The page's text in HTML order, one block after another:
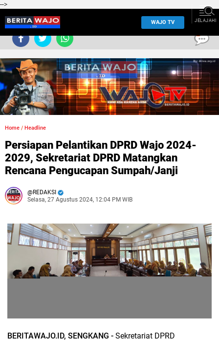
-->
WAJO TV JELAJAHI
Home / Headline
Persiapan Pelantikan DPRD Wajo 2024-
2029, Sekretariat DPRD Matangkan
Rencana Pengucapan Sumpah/Janji
REDAKSI
Selasa, 27 Agustus 2024, 12:04 PM WIB
BERITAWAJO.ID, SENGKANG - Sekretariat DPRD